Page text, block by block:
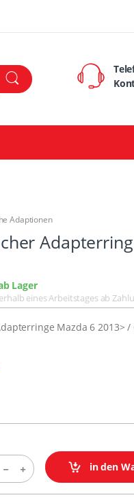
Adaptionen
Lager
eines Arbeitstages ab
Mazda 6 2013> /
in den